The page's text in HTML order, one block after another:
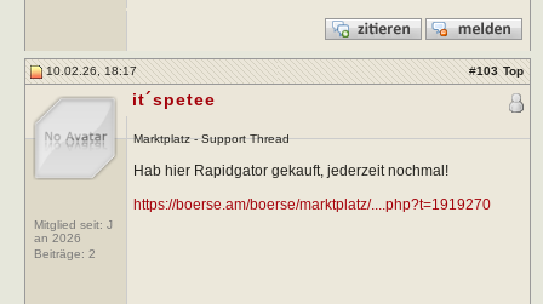
10.02.26, 18:17 #103 Top
Mitglied seit: J
an 2026
Beiträge: 2
it´spetee
Marktplatz - Support Thread
Hab hier Rapidgator gekauft, jederzeit nochmal!
https://boerse.am/boerse/marktplatz/....php?t=1919270